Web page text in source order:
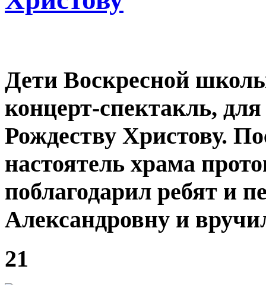
Дети Воскресной
концерт-спектакль,
Рождеству Христову.
настоятель храма
поблагодарил ребят и
Александровну и
21